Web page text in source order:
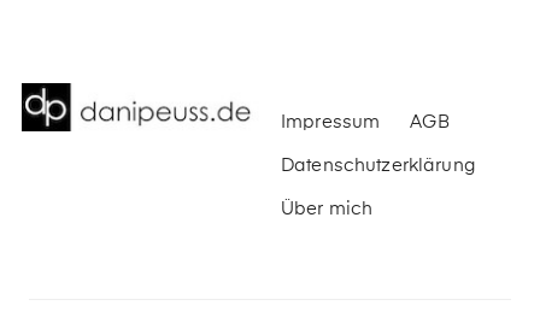
Impressum AGB
Datenschutzerklärung
Über mich